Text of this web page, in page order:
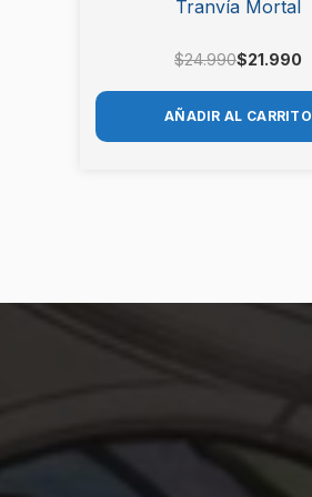
Tranvía Mortal
$24.990$21.990
AÑADIR AL CARRITO